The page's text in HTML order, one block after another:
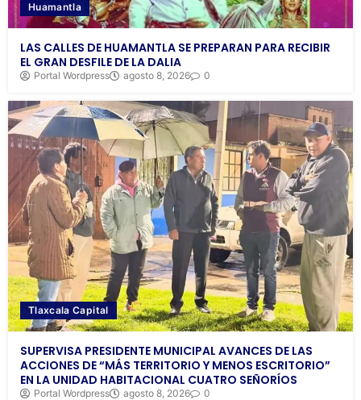
Huamantla
LAS CALLES DE HUAMANTLA SE PREPARAN PARA RECIBIR
EL GRAN DESFILE DE LA DALIA
Portal Wordpress agosto 8, 2026 0
Tlaxcala Capital
SUPERVISA PRESIDENTE MUNICIPAL AVANCES DE LAS
ACCIONES DE “MÁS TERRITORIO Y MENOS ESCRITORIO”
EN LA UNIDAD HABITACIONAL CUATRO SEÑORÍOS
Portal Wordpress agosto 8, 2026 0